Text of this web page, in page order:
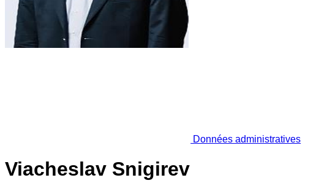
Données administratives
Viacheslav Snigirev